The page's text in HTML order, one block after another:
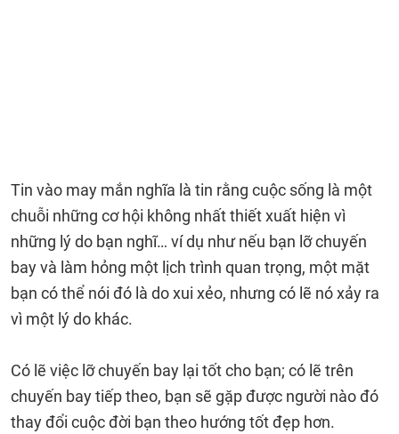
Tin vào may mắn nghĩa là tin rằng cuộc sống là một
chuỗi những cơ hội không nhất thiết xuất hiện vì
những lý do bạn nghĩ… ví dụ như nếu bạn lỡ chuyến
bay và làm hỏng một lịch trình quan trọng, một mặt
bạn có thể nói đó là do xui xẻo, nhưng có lẽ nó xảy ra
vì một lý do khác.
Có lẽ việc lỡ chuyến bay lại tốt cho bạn; có lẽ trên
chuyến bay tiếp theo, bạn sẽ gặp được người nào đó
thay đổi cuộc đời bạn theo hướng tốt đẹp hơn.